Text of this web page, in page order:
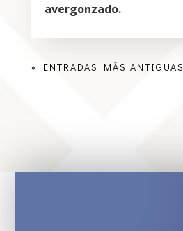
avergonzado.
« ENTRADAS MÁS ANTIGUAS